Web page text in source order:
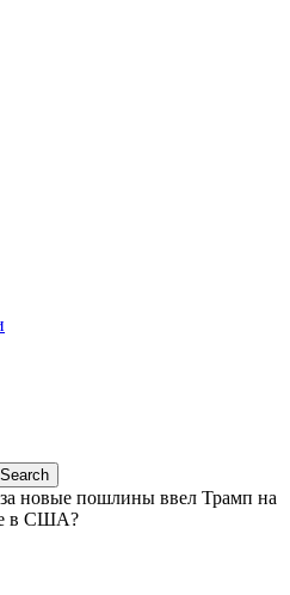
Search
новые пошлины ввел Трамп на
в США?